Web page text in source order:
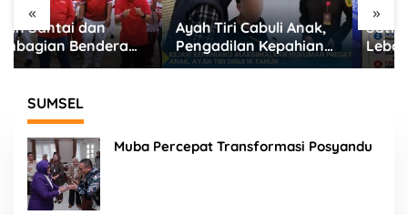
« »
Ayah Tiri Cabuli Anak,
Pengadilan Kepahiang
Jatuhkan Vonis 18
Satlantas Polres
Lebong Terapkan
Rekayasa Lalu Lintas
SUMSEL
Muba Percepat Transformasi Posyandu